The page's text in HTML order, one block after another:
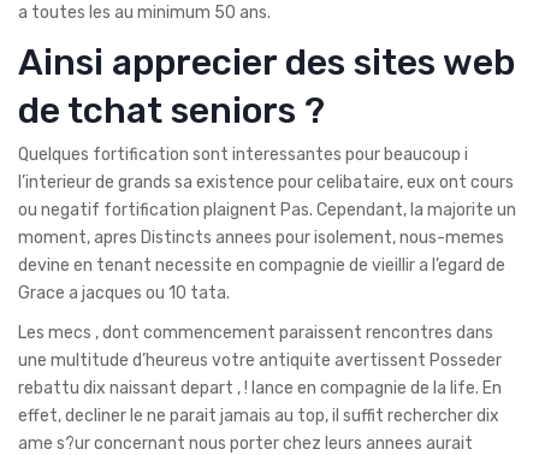
a toutes les au minimum 50 ans.
Ainsi apprecier des sites web
de tchat seniors ?
Quelques fortification sont interessantes pour beaucoup i
l’interieur de grands sa existence pour celibataire, eux ont cours
ou negatif fortification plaignent Pas. Cependant, la majorite un
moment, apres Distincts annees pour isolement, nous-memes
devine en tenant necessite en compagnie de vieillir a l’egard de
Grace a jacques ou 10 tata.
Les mecs , dont commencement paraissent rencontres dans
une multitude d’heureus votre antiquite avertissent Posseder
rebattu dix naissant depart , ! lance en compagnie de la life. En
effet, decliner le ne parait jamais au top, il suffit rechercher dix
ame s?ur concernant nous porter chez leurs annees aurait